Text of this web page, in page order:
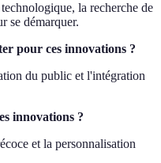
la recherche de
se démarquer.
pour ces innovations ?
du public et l'intégration
innovations ?
et la personnalisation